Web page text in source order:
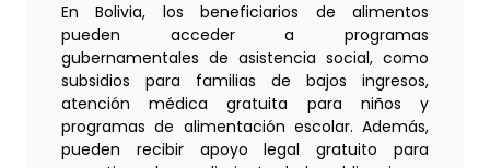
En Bolivia, los beneficiarios de alimentos
pueden acceder a programas
gubernamentales de asistencia social, como
subsidios para familias de bajos ingresos,
atención médica gratuita para niños y
programas de alimentación escolar. Además,
pueden recibir apoyo legal gratuito para